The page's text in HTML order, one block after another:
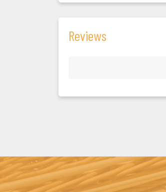
Review